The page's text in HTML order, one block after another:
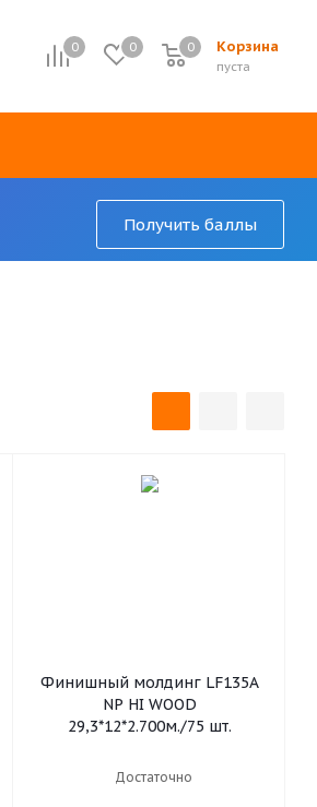
0 0 Корзина
пуста
0
Получить баллы
Финишный молдинг LF135А
NP HI WOOD
29,3*12*2.700м./75 шт.
Достаточно